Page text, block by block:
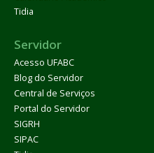
Tidia
Servidor
Acesso UFABC
Blog do Servidor
Central de Serviços
Portal do Servidor
SIGRH
SIPAC